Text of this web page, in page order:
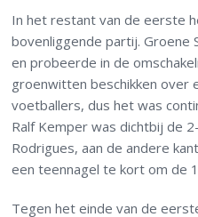
In het restant van de eerste
bovenliggende partij.
en probeerde in de
groenwitten beschikken over
voetballers, dus het was
Ralf Kemper was dichtbij de
Rodrigues, aan de andere
een teennagel te kort om de
Tegen het einde van de